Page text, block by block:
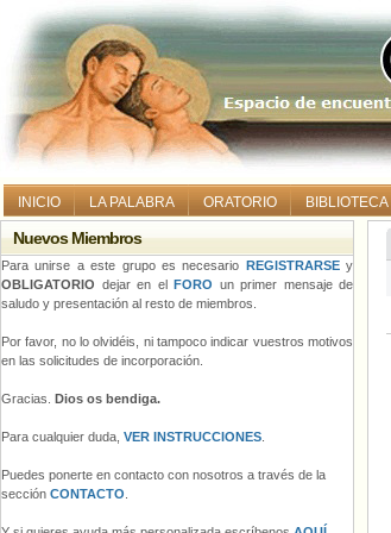
INICIO LA PALABRA ORATORIO BIBLIOTECA
Nuevos Miembros
Para unirse a este grupo es necesario REGISTRARSEy
OBLIGATORIO dejar en el FORO un primer mensaje de
saludo y presentación al resto de miembros.
Por favor, no lo olvidéis, ni tampoco indicar vuestros motivos
en las solicitudes de incorporación.
Gracias. Dios os bendiga.
Para cualquier duda, VER INSTRUCCIONES
Puedes ponerte en contacto con nosotros a través de la
sección CONTACTO